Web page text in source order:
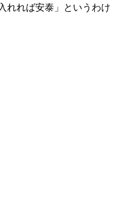
れれば安泰」というわけ